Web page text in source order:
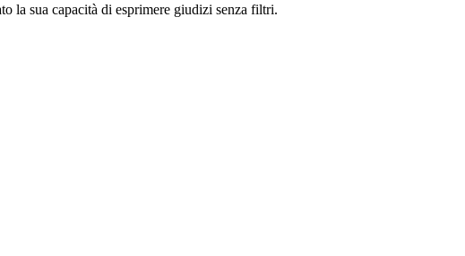
la sua capacità di esprimere giudizi senza filtri.